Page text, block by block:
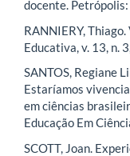
docente.
RANNIERY, Thiago.
Educativa, v. 13, n.
SANTOS, Regiane
Estaríamos
em ciências
Educação Em
SCOTT, Joan.